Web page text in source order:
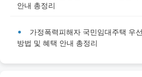
안내 총정리
가정폭력피해자 국민임대주택 우
방법 및 혜택 안내 총정리